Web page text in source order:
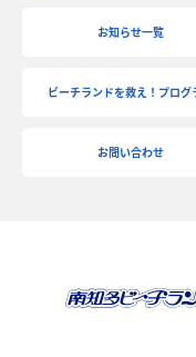
お知らせ一覧
ビーチランドを救え！プログ
お問い合わせ